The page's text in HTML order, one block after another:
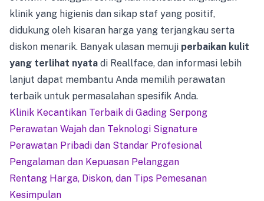
klinik yang higienis dan sikap staf yang positif,
didukung oleh kisaran harga yang terjangkau serta
diskon menarik. Banyak ulasan memuji perbaikan kulit
yang terlihat nyata di Reallface, dan informasi lebih
lanjut dapat membantu Anda memilih perawatan
terbaik untuk permasalahan spesifik Anda.
Klinik Kecantikan Terbaik di Gading Serpong
Perawatan Wajah dan Teknologi Signature
Perawatan Pribadi dan Standar Profesional
Pengalaman dan Kepuasan Pelanggan
Rentang Harga, Diskon, dan Tips Pemesanan
Kesimpulan